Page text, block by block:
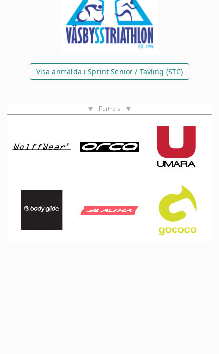
Visa anmälda i Sprint Senior / Tävling (STC)
Partners